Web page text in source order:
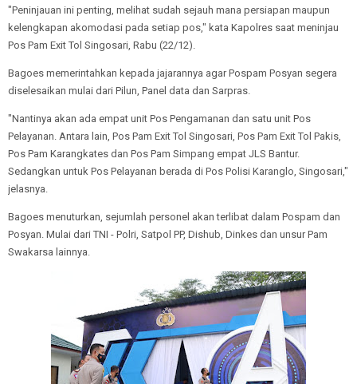
"Peninjauan ini penting, melihat sudah sejauh mana persiapan maupun
kelengkapan akomodasi pada setiap pos," kata Kapolres saat meninjau
Pos Pam Exit Tol Singosari, Rabu (22/12).
Bagoes memerintahkan kepada jajarannya agar Pospam Posyan segera
diselesaikan mulai dari Pilun, Panel data dan Sarpras.
"Nantinya akan ada empat unit Pos Pengamanan dan satu unit Pos
Pelayanan. Antara lain, Pos Pam Exit Tol Singosari, Pos Pam Exit Tol Pakis,
Pos Pam Karangkates dan Pos Pam Simpang empat JLS Bantur.
Sedangkan untuk Pos Pelayanan berada di Pos Polisi Karanglo, Singosari,"
jelasnya.
Bagoes menuturkan, sejumlah personel akan terlibat dalam Pospam dan
Posyan. Mulai dari TNI - Polri, Satpol PP, Dishub, Dinkes dan unsur Pam
Swakarsa lainnya.